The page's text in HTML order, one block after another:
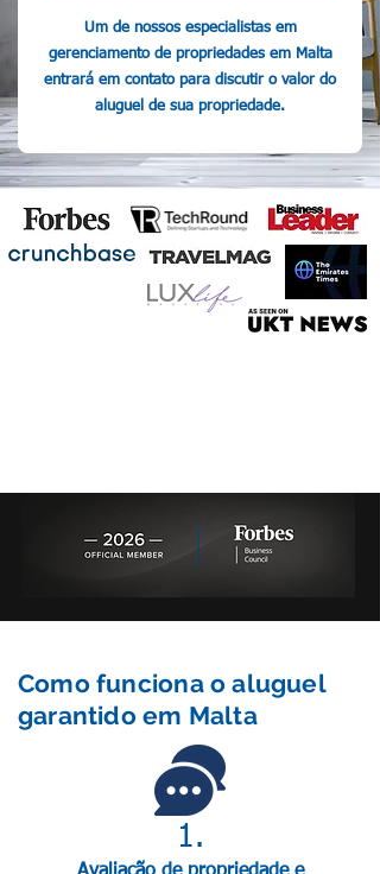
Um de nossos especialistas em
gerenciamento de propriedades em Malta
entrará em contato para discutir o valor do
aluguel de sua propriedade.
Como funciona o aluguel
garantido em Malta
1.